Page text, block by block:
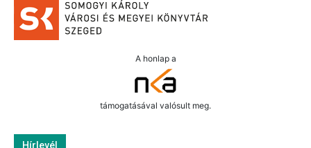
A honlap a
támogatásával valósult meg.
Hírlevél